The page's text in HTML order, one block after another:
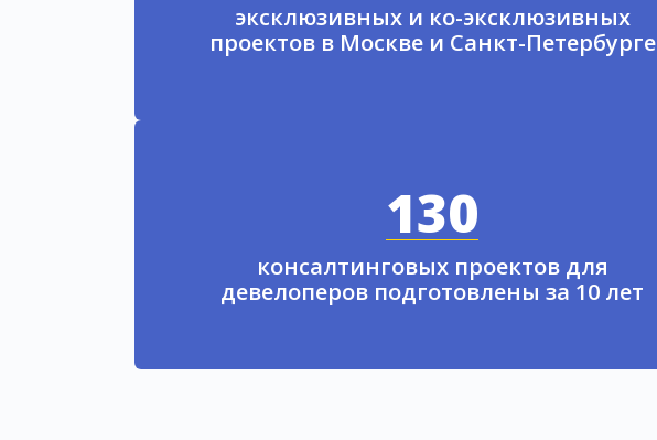
эксклюзивных и ко-эксклюзивных
проектов в Москве и Санкт-Петербурге
130
консалтинговых проектов для
девелоперов подготовлены за 10 лет